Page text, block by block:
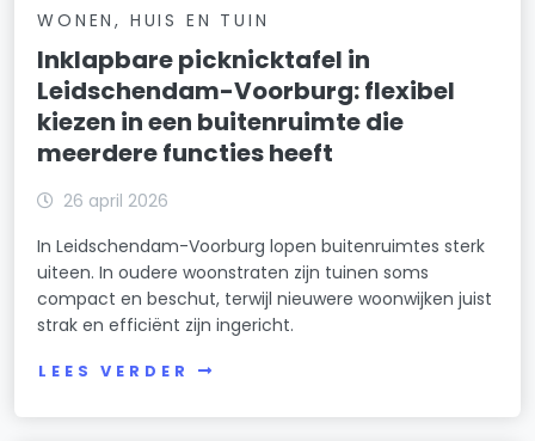
WONEN, HUIS EN TUIN
Inklapbare picknicktafel in
Leidschendam-Voorburg: flexibel
kiezen in een buitenruimte die
meerdere functies heeft
26 april 2026
In Leidschendam-Voorburg lopen buitenruimtes sterk
uiteen. In oudere woonstraten zijn tuinen soms
compact en beschut, terwijl nieuwere woonwijken juist
strak en efficiënt zijn ingericht.
LEES VERDER